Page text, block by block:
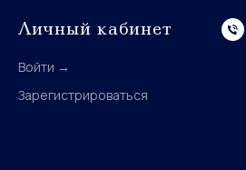
Личный кабинет
Войти →
Зарегистрироваться